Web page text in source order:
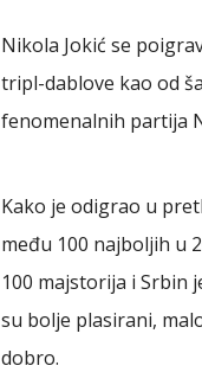
Nikola Jokić se
tripl-dablove kao od
fenomenalnih partija
Kako je odigrao u
među 100 najboljih u
100 majstorija i Srbin
su bolje plasirani,
dobro.